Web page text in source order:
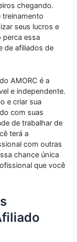
chegando.
treinamento
seus lucros e
perca essa
de afiliados de
AMORC é a
e independente.
e criar sua
com suas
de trabalhar de
terá a
com outras
chance única
que você